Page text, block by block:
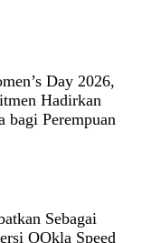
Day 2026,
Hadirkan
bagi Perempuan
Sebagai
OOkla Speed